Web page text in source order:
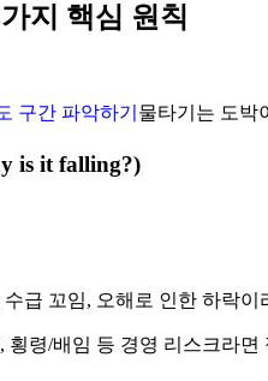
지 핵심 원칙
구간 파악하기 물타기는 도박
is it falling?)
급 꼬임, 오해로 인한 하락이
횡령/배임 등 경영 리스크라